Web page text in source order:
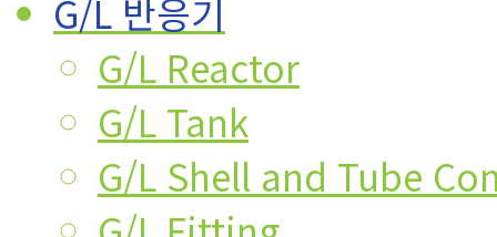
G/L 반응기
G/L Reactor
G/L Tank
G/L Shell and Tube